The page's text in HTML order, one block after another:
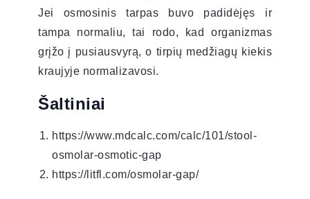
Jei osmosinis tarpas buvo padidėjęs ir
tampa normaliu, tai rodo, kad organizmas
grįžo į pusiausvyrą, o tirpių medžiagų kiekis
kraujyje normalizavosi.
Šaltiniai
https://www.mdcalc.com/calc/101/stool-
osmolar-osmotic-gap
https://litfl.com/osmolar-gap/